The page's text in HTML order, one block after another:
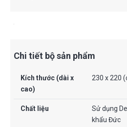
Chi tiết bộ sản phẩm
Kích thước (dài x
cao)
230 x 220
Chất liệu
Sử dụng
khẩu Đức